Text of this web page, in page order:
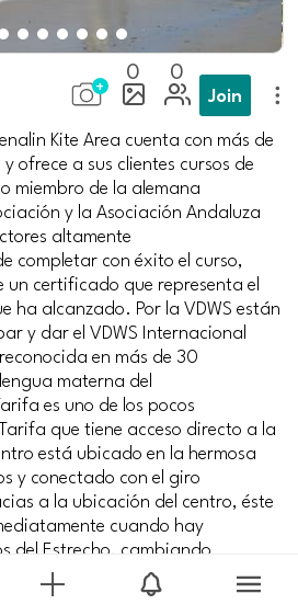
0 0
Join
Kite Area cuenta con más de
ofrece a sus clientes cursos de
miembro de la alemana
y la Asociación Andaluza
altamente
completar con éxito el curso,
certificado que representa el
ha alcanzado. Por la VDWS están
y dar el VDWS Internacional
en más de 30
materna del
es uno de los pocos
que tiene acceso directo a la
está ubicado en la hermosa
y conectado con el giro
a la ubicación del centro, éste
cuando hay
del Estrecho, cambiando
Además de eso, le ofrece una
para todos los huéspedes y